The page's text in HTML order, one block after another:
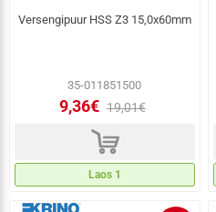
Versengipuur HSS Z3 15,0x60mm
35-011851500
9,36€ 19,01€
d
Laos 1